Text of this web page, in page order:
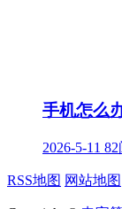
手机怎么
2026-5-11 82
RSS地图 网站地图